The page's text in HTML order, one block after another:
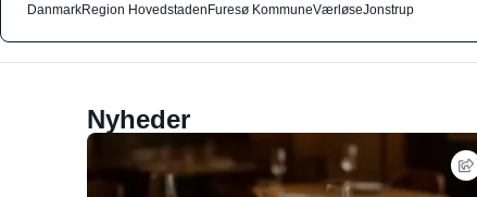
DanmarkRegion HovedstadenFuresø KommuneVærløseJonstrup
Nyheder